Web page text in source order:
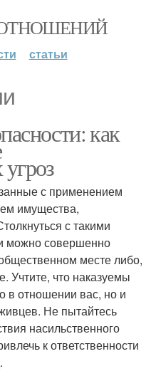
статьи
как
с применением
имущества,
с такими
можно совершенно
месте либо,
Учтите, что наказуемы
в отношении вас, но и
Не пытайтесь
насильственного
к ответственности